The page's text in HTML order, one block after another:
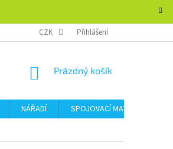
FORMULÁŘ PRO ODSTOUPENÍ
CZK Přihlášení
NÁKUPNÍ
Prázdný košík
NÁŘADÍ SPOJOVACÍ MATERIÁL